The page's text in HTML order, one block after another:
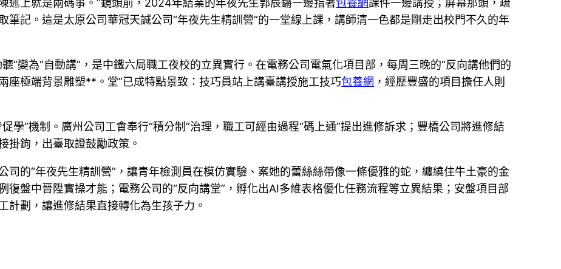
上就是兩碼事。”鏡頭前，2024年結業的年夜先生郭辰鏘一邊指著包養網課件一邊講授；屏幕那頭，疏
筆記。這是太原公司華冠天誠公司“年夜先生精訓營”的一堂線上課，講師清一色都是剛走出校門不久的年
”變為“自動講”，是中鐵六局職工夜校的立異實行。在電務公司電氣化項目部，每周三晚的“反向講他們的
座極端背景雕塑**。堂”已成特點景致：技巧員站上講臺講授施工技巧包養網 ，經歷豐盛的項目擔任人則
學”機制。廣州公司工會奉行“積分制”治理，職工可經由過程“碼上通”提出進修訴求；豐橋公司將進修結
掛鉤，出臺取證鼓勵政策。
司的“年夜先生精訓營”，讓青年檢測員在模仿實驗、案她的蕾絲絲帶像一條優雅的蛇，纏繞住牛土豪的金
復盤中晉陞實操才能；電務公司的“反向講堂”，孵化出AI多維表格優化任務流程等立異結果；安盤項目部
計劃，讓進修結果直接轉化為生孩子力。